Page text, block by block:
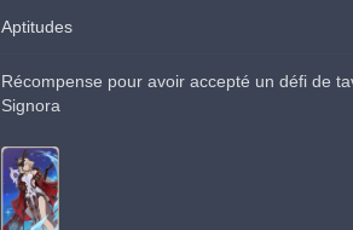
Aptitudes
Récompense pour avoir accepté un défi de
Signora